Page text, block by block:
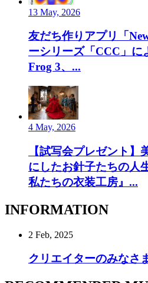
13 May, 2026
友だち作りアプリ「
ーシリーズ「CCC」に
Frog 3、...
4 May, 2026
【試写会プレゼント】
にしたお針子たちの人
私たちの衣装工房』...
INFORMATION
2 Feb, 2025
クリエイターのみなさ